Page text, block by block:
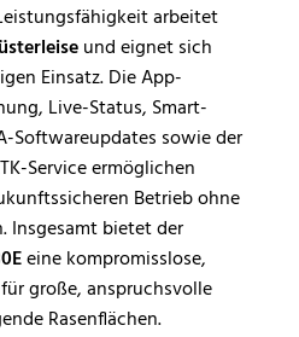
arbeitet
und eignet sich
Einsatz. Die App-
Live-Status, Smart-
Softwareupdates sowie der
Service ermöglichen
Betrieb ohne
Insgesamt bietet der
eine kompromisslose,
große, anspruchsvolle
Rasenflächen.